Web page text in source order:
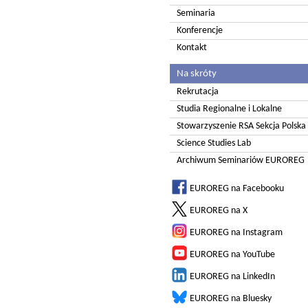
Seminaria
Konferencje
Kontakt
Na skróty
Rekrutacja
Studia Regionalne i Lokalne
Stowarzyszenie RSA Sekcja Polska
Science Studies Lab
Archiwum Seminariów EUROREG
EUROREG na Facebooku
EUROREG na X
EUROREG na Instagram
EUROREG na YouTube
EUROREG na LinkedIn
EUROREG na Bluesky